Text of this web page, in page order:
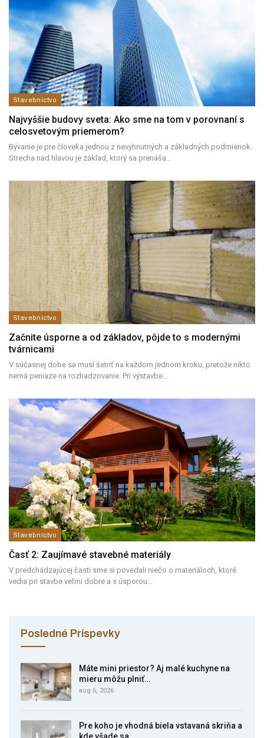
Stavebníctvo
Najvyššie budovy sveta: Ako sme na tom v porovnaní s
celosvetovým priemerom?
Bývanie je pre človeka jednou z nevyhnutných a základných podmienok.
Strecha nad hlavou je základ, ktorý sa prenáša…
Stavebníctvo
Začnite úsporne a od základov, pôjde to s modernými
tvárnicami
V súčasnej dobe sa musí šetriť na každom jednom kroku, pretože nikto
nemá peniaze na rozhadzovanie. Pri výstavbe…
Stavebníctvo
Časť 2: Zaujímavé stavebné materiály
V predchádzajúcej časti sme si povedali niečo o materiáloch, ktoré
vedia pri stavbe veľmi dobre a s úsporou…
Posledné Príspevky
Máte mini priestor? Aj malé kuchyne na
mieru môžu plniť…
aug 6, 2026
Pre koho je vhodná biela vstavaná skriňa a